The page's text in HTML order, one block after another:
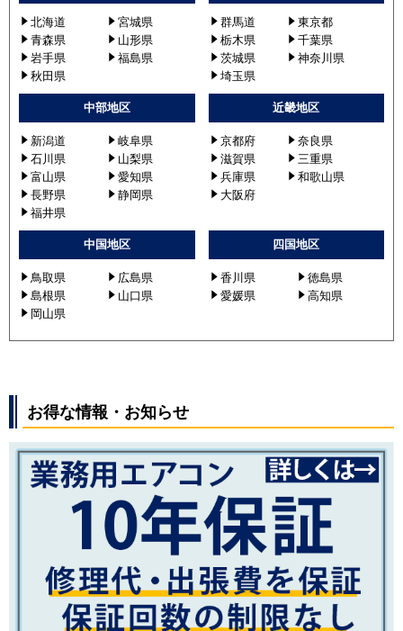
北海道
宮城県
青森県
山形県
岩手県
福島県
秋田県
群馬道
東京都
栃木県
千葉県
茨城県
神奈川県
埼玉県
中部地区
新潟道
岐阜県
石川県
山梨県
富山県
愛知県
長野県
静岡県
福井県
近畿地区
京都府
奈良県
滋賀県
三重県
兵庫県
和歌山県
大阪府
中国地区
鳥取県
広島県
島根県
山口県
岡山県
四国地区
香川県
徳島県
愛媛県
高知県
お得な情報・お知らせ